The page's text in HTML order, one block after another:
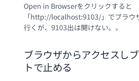
Open in Browserをクリックすると
「http://localhost:9103/」でブラウ
行くが、9103出は開けない。。
ブラウザからアクセスし
トで止める